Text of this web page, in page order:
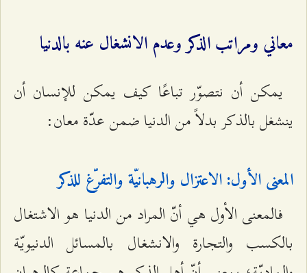
معاني ومراتب الذكر وعدم الانشغال عنه بالدنيا
يمكن أن نتصوّر تباعًا كيف يمكن للإنسان أن
ينشغل بالذكر بدلاً من الدنيا ضمن عدّة معان:
المعنى الأول: الاعتزال والرهبانيّة والتفرّغ للذكر
فالمعنى الأول هي أنّ المراد من الدنيا هو الاشتغال
بالكسب والتجارة والانشغال بالمسائل الدنيويّة